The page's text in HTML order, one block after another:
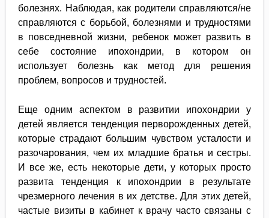
болезнях. Наблюдая, как родители справляются/не
справляются с борьбой, болезнями и трудностями
в повседневной жизни, ребенок может развить в
себе состояние ипохондрии, в котором он
использует болезнь как метод для решения
проблем, вопросов и трудностей.
Еще одним аспектом в развитии ипохондрии у
детей является тенденция перворожденных детей,
которые страдают большим чувством усталости и
разочарования, чем их младшие братья и сестры.
И все же, есть некоторые дети, у которых просто
развита тенденция к ипохондрии в результате
чрезмерного лечения в их детстве. Для этих детей,
частые визиты в кабинет к врачу часто связаны с